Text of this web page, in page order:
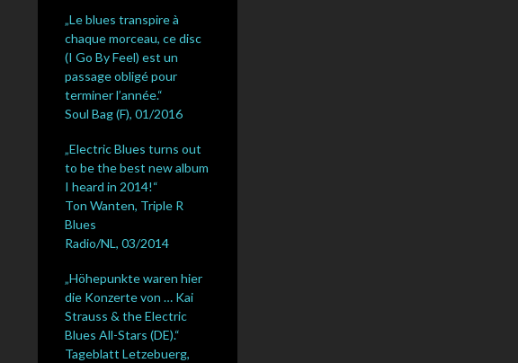
„Le blues transpire à
chaque morceau, ce disc
(I Go By Feel) est un
passage obligé pour
terminer l’année.“
Soul Bag (F), 01/2016
„Electric Blues turns out
to be the best new album
I heard in 2014!“
Ton Wanten, Triple R
Blues
Radio/NL, 03/2014
„Höhepunkte waren hier
die Konzerte von … Kai
Strauss & the Electric
Blues All-Stars (DE).“
Tageblatt Letzebuerg,